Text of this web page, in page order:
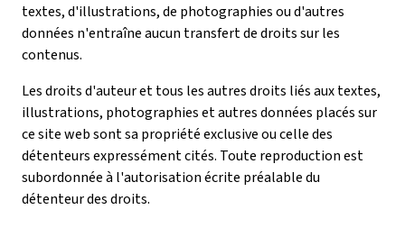
textes, d'illustrations, de photographies ou d'autres
données n'entraîne aucun transfert de droits sur les
contenus.
Les droits d'auteur et tous les autres droits liés aux textes,
illustrations, photographies et autres données placés sur
ce site web sont sa propriété exclusive ou celle des
détenteurs expressément cités. Toute reproduction est
subordonnée à l'autorisation écrite préalable du
détenteur des droits.